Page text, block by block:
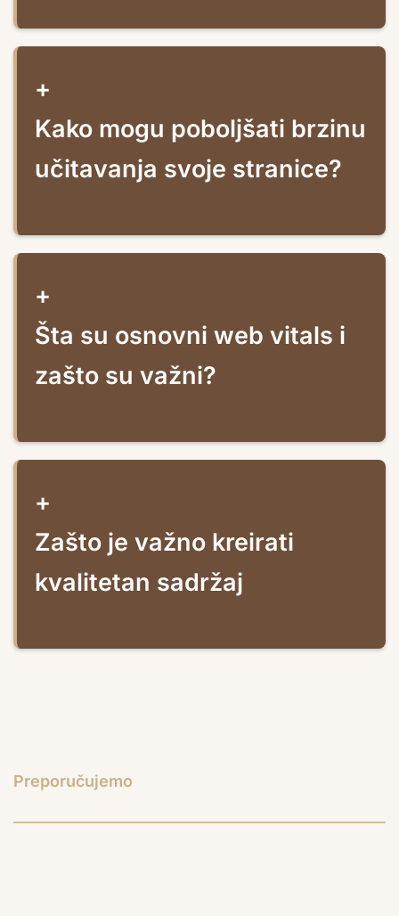
+
Kako mogu poboljšati brzinu
učitavanja svoje stranice?
+
Šta su osnovni web vitals i
zašto su važni?
+
Zašto je važno kreirati
kvalitetan sadržaj
Preporučujemo